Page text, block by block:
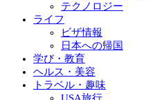
テクノロジー
ライフ
ビザ情報
日本への帰国
学び・教育
ヘルス・美容
トラベル・趣味